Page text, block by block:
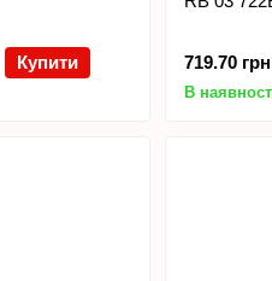
Купити 719.70 грн
В